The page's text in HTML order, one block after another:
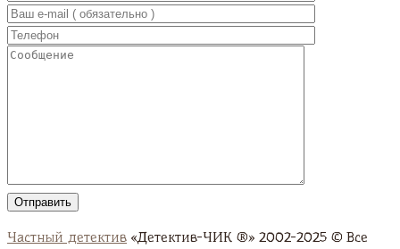
Частный детектив «Детектив-ЧИК ®» 2002-2025 © Все